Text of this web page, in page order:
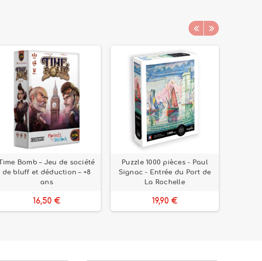
Time Bomb – Jeu de société
de bluff et déduction – +8
ans
16,50 €
Puzzle 1000 pièces - Paul
Signac - Entrée du Port de
La Rochelle
19,90 €